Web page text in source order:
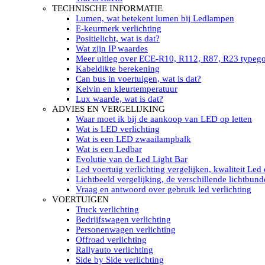
LED’s light PRO schijnwerpers 220V
LED High Bay verlichting 220V
Subcategorieën Led werkverlichting
LED SIGNALISATIE
Led Flitsers
Werkverlichting met Led flitsers
Led zwaailampbalk
Led Multi zwaailampbalk
Led flitsbalk compact
Traffic Advisors
Led zwaailicht
Accessoires signalering
Led signalisatie in Subcategorieën
LED KOPLAMPEN GEKEURD
Led koplampen inbouw
Led koplampen opbouw
Led koplampen tractoren
Subcategorieën Led koplampen
LED ZOEKLICHT
Electrische Led zoeklamp Allremote
Electrisch Led zoeklicht Golight
Marinco Roestvrijstaal Led zoeklicht
Elektrisch Led zoeklicht diverse
Led zoeklamp accessoires ALLremote
Led zoeklicht 230V
Subcategorieën Led zoeklichten
TECHNISCHE INFORMATIE
Lumen, wat betekent lumen bij Ledlampen
E-keurmerk verlichting
Positielicht, wat is dat?
Wat zijn IP waardes
Meer uitleg over ECE-R10, R112, R87, R23
Kabeldikte berekening
Can bus in voertuigen, wat is dat?
Kelvin en kleurtemperatuur
Lux waarde, wat is dat?
ADVIES EN VERGELIJKING
Waar moet ik bij de aankoop van LED op letten
Wat is LED verlichting
Wat is een LED zwaailampbalk
Wat is een Ledbar
Evolutie van de Led Light Bar
Led voertuig verlichting vergelijken, kwaliteit Led
Lichtbeeld vergelijking, de verschillende
Vraag en antwoord over gebruik led verlichting
VOERTUIGEN
Truck verlichting
Bedrijfswagen verlichting
Personenwagen verlichting
Offroad verlichting
Rallyauto verlichting
Side by Side verlichting